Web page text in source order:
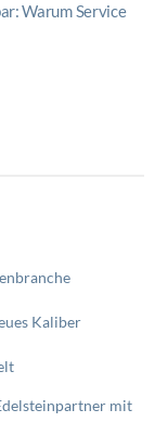
Warum Service
Kaliber
mit